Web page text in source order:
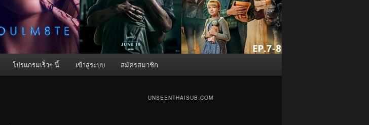
โปรแกรมเร็วๆ นี้ เข้าสู่ระบบ สมัครสมาชิก
UNSEENTHAISUB.COM